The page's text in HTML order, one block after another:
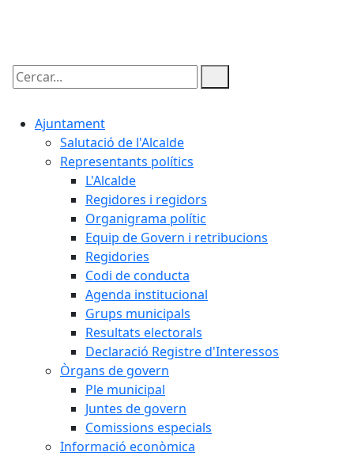
Cercar:
Ajuntament
Salutació de l'Alcalde
Representants polítics
L'Alcalde
Regidores i regidors
Organigrama polític
Equip de Govern i retribucions
Regidories
Codi de conducta
Agenda institucional
Grups municipals
Resultats electorals
Declaració Registre d'Interessos
Òrgans de govern
Ple municipal
Juntes de govern
Comissions especials
Informació econòmica